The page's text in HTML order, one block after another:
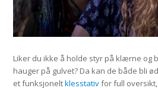
Liker du ikke å holde styr på klærne og
hauger på gulvet? Da kan de både bli
et funksjoneltklesstativfor full